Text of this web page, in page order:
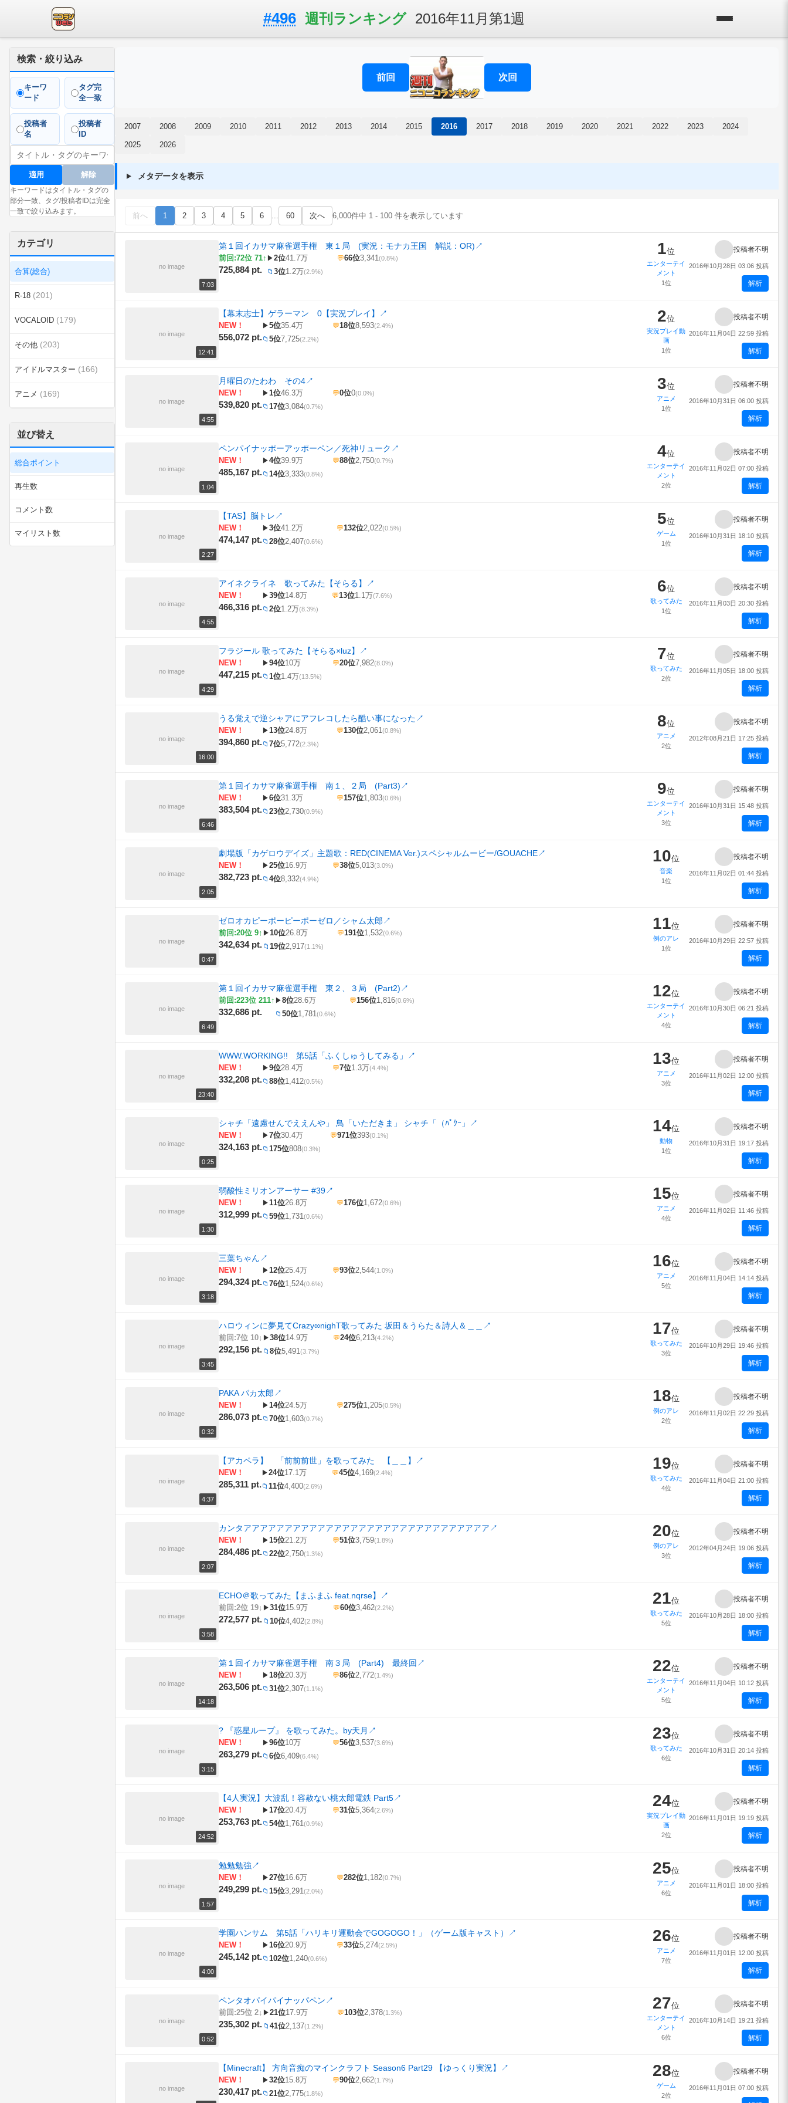
#496 週刊ランキング 2016年11月第1週
検索・絞り込み
キーワ
ード
タグ完
全一致
投稿者
名
投稿者
ID
適用 解除
キーワードはタイトル・タグの
部分一致、タグ/投稿者IDは完全
一致で絞り込みます。
カテゴリ
合算(総合)
R-18 (201)
VOCALOID (179)
その他 (203)
アイドルマスター (166)
アニメ (169)
ゲーム (174)
スポーツ
(194)
並び替え
総合ポイント
再生数
コメント数
マイリスト数
前回 次回
2007 2008 2009 2010 2011 2012 2013 2014 2015 2016 2017 2018 2019 2020 2021 2022 2023 2024
2025 2026
メタデータを表示
前へ 1 2 3 4 5 6 ... 60 次へ 6,000件中 1 - 100 件を表示しています
no image
7:03
第１回イカサマ麻雀選手権 東１局 (実況：モナカ王国 解説：OR)↗
前回:72位 71↑
725,884 pt.
▶2位41.7万 💬66位3,341(0.8%)
📁 3位1.2万(2.9%)
1位
エンターテイ
メント
1位
投稿者不明
2016年10月28日 03:06 投稿
解析
no image
12:41
【幕末志士】ゲラーマン 0【実況プレイ】 ↗
NEW！
556,072 pt.
▶5位35.4万 💬18位8,593(2.4%)
📁 5位7,725(2.2%)
2位
実況プレイ動
画
1位
投稿者不明
2016年11月04日 22:59 投稿
解析
no image
4:55
月曜日のたわわ その4↗
NEW！
539,820 pt.
▶1位46.3万 💬0位0(0.0%)
📁 17位3,084(0.7%)
3位
アニメ
1位
投稿者不明
2016年10月31日 06:00 投稿
解析
no image
1:04
ペンパイナッポーアッポーペン／死神リューク ↗
NEW！
485,167 pt.
▶4位39.9万 💬88位2,750(0.7%)
📁 14位3,333(0.8%)
4位
エンターテイ
メント
2位
投稿者不明
2016年11月02日 07:00 投稿
解析
no image
2:27
【TAS】脳トレ↗
NEW！
474,147 pt.
▶3位41.2万 💬132位2,022(0.5%)
📁 28位2,407(0.6%)
5位
ゲーム
1位
投稿者不明
2016年10月31日 18:10 投稿
解析
no image
4:55
アイネクライネ 歌ってみた【そらる】 ↗
NEW！
466,316 pt.
▶39位14.8万 💬13位1.1万(7.6%)
📁 2位1.2万(8.3%)
6位
歌ってみた
1位
投稿者不明
2016年11月03日 20:30 投稿
解析
no image
4:29
フラジール 歌ってみた【そらる×luz】 ↗
NEW！
447,215 pt.
▶94位10万 💬20位7,982(8.0%)
📁 1位1.4万(13.5%)
7位
歌ってみた
2位
投稿者不明
2016年11月05日 18:00 投稿
解析
no image
16:00
うる覚えで逆シャアにアフレコしたら酷い事になった↗
NEW！
394,860 pt.
▶13位24.8万 💬130位2,061(0.8%)
📁 7位5,772(2.3%)
8位
アニメ
2位
投稿者不明
2012年08月21日 17:25 投稿
解析
no image
6:46
第１回イカサマ麻雀選手権 南１、２局 (Part3)↗
NEW！
383,504 pt.
▶6位31.3万 💬157位1,803(0.6%)
📁 23位2,730(0.9%)
9位
エンターテイ
メント
3位
投稿者不明
2016年10月31日 15:48 投稿
解析
no image
2:05
劇場版「カゲロウデイズ」主題歌：RED(CINEMA Ver.)スペシャルムービー/GOUACHE↗
NEW！
382,723 pt.
▶25位16.9万 💬38位5,013(3.0%)
📁 4位8,332(4.9%)
10位
音楽
1位
投稿者不明
2016年11月02日 01:44 投稿
解析
no image
0:47
ゼロオカピーポーピーポーゼロ／シャム太郎↗
前回:20位 9↑
342,634 pt.
▶10位26.8万 💬191位1,532(0.6%)
📁 19位2,917(1.1%)
11位
例のアレ
1位
投稿者不明
2016年10月29日 22:57 投稿
解析
no image
6:49
第１回イカサマ麻雀選手権 東２、３局 (Part2)↗
前回:223位 211↑
332,686 pt.
▶8位28.6万 💬156位1,816(0.6%)
📁 50位1,781(0.6%)
12位
エンターテイ
メント
4位
投稿者不明
2016年10月30日 06:21 投稿
解析
no image
23:40
WWW.WORKING!! 第5話「ふくしゅうしてみる」 ↗
NEW！
332,208 pt.
▶9位28.4万 💬7位1.3万(4.4%)
📁 88位1,412(0.5%)
13位
アニメ
3位
投稿者不明
2016年11月02日 12:00 投稿
解析
no image
0:25
シャチ「遠慮せんでええんや」 鳥「いただきま」 シャチ「（ﾊﾟｸｰ」 ↗
NEW！
324,163 pt.
▶7位30.4万 💬971位393(0.1%)
📁 175位808(0.3%)
14位
動物
1位
投稿者不明
2016年10月31日 19:17 投稿
解析
no image
1:30
弱酸性ミリオンアーサー #39↗
NEW！
312,999 pt.
▶11位26.8万 💬176位1,672(0.6%)
📁 59位1,731(0.6%)
15位
アニメ
4位
投稿者不明
2016年11月02日 11:46 投稿
解析
no image
3:18
三葉ちゃん↗
NEW！
294,324 pt.
▶12位25.4万 💬93位2,544(1.0%)
📁 76位1,524(0.6%)
16位
アニメ
5位
投稿者不明
2016年11月04日 14:14 投稿
解析
no image
3:45
ハロウィンに夢見てCrazy∞nighT歌ってみた 坂田＆うらた＆詩人＆＿＿ ↗
前回:7位 10↓
292,156 pt.
▶38位14.9万 💬24位6,213(4.2%)
📁 8位5,491(3.7%)
17位
歌ってみた
3位
投稿者不明
2016年10月29日 19:46 投稿
解析
no image
0:32
PAKA パカ太郎↗
NEW！
286,073 pt.
▶14位24.5万 💬275位1,205(0.5%)
📁 70位1,603(0.7%)
18位
例のアレ
2位
投稿者不明
2016年11月02日 22:29 投稿
解析
no image
4:37
【アカペラ】 「前前前世」を歌ってみた 【＿＿】 ↗
NEW！
285,311 pt.
▶24位17.1万 💬45位4,169(2.4%)
📁 11位4,400(2.6%)
19位
歌ってみた
4位
投稿者不明
2016年11月04日 21:00 投稿
解析
no image
2:07
カンタアアアアアアアアアアアアアアアアアアアアアアアアアアアアアア↗
NEW！
284,486 pt.
▶15位21.2万 💬51位3,759(1.8%)
📁 22位2,750(1.3%)
20位
例のアレ
3位
投稿者不明
2012年04月24日 19:06 投稿
解析
no image
3:58
ECHO＠歌ってみた【まふまふ feat.nqrse】 ↗
前回:2位 19↓
272,577 pt.
▶31位15.9万 💬60位3,462(2.2%)
📁 10位4,402(2.8%)
21位
歌ってみた
5位
投稿者不明
2016年10月28日 18:00 投稿
解析
no image
14:18
第１回イカサマ麻雀選手権 南３局 (Part4) 最終回 ↗
NEW！
263,506 pt.
▶18位20.3万 💬86位2,772(1.4%)
📁 31位2,307(1.1%)
22位
エンターテイ
メント
5位
投稿者不明
2016年11月04日 10:12 投稿
解析
no image
3:15
? 『惑星ループ』 を歌ってみた。by天月 ↗
NEW！
263,279 pt.
▶96位10万 💬56位3,537(3.6%)
📁 6位6,409(6.4%)
23位
歌ってみた
6位
投稿者不明
2016年10月31日 20:14 投稿
解析
no image
24:52
【4人実況】大波乱！容赦ない桃太郎電鉄 Part5↗
NEW！
253,763 pt.
▶17位20.4万 💬31位5,364(2.6%)
📁 54位1,761(0.9%)
24位
実況プレイ動
画
2位
投稿者不明
2016年11月01日 19:19 投稿
解析
no image
1:57
勉勉勉強↗
NEW！
249,299 pt.
▶27位16.6万 💬282位1,182(0.7%)
📁 15位3,291(2.0%)
25位
アニメ
6位
投稿者不明
2016年11月01日 18:00 投稿
解析
no image
4:00
学園ハンサム 第5話「ハリキリ運動会でGOGOGO！」（ゲーム版キャスト） ↗
NEW！
245,142 pt.
▶16位20.9万 💬33位5,274(2.5%)
📁 102位1,240(0.6%)
26位
アニメ
7位
投稿者不明
2016年11月01日 12:00 投稿
解析
no image
0:52
ペンタオパイパイナッパペン↗
前回:25位 2↓
235,302 pt.
▶21位17.9万 💬103位2,378(1.3%)
📁 41位2,137(1.2%)
27位
エンターテイ
メント
6位
投稿者不明
2016年10月14日 19:21 投稿
解析
no image
【Minecraft】 方向音痴のマインクラフト Season6 Part29 【ゆっくり実況】 ↗
NEW！
230,417 pt.
▶32位15.8万 💬90位2,662(1.7%)
📁 21位2,775(1.8%)
28位
ゲーム
2位
投稿者不明
2016年11月01日 07:00 投稿